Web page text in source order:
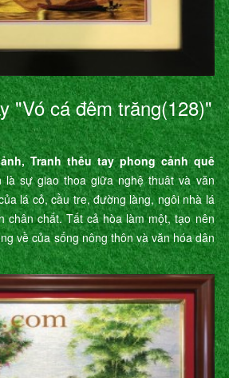
"Vó cá đêm trăng(128)"
Tranh thêu tay phong cảnh quê
sự giao thoa giữa nghệ thuât và văn
lá cỏ, cầu tre, đường làng, ngôi nhà lá
chân chất. Tất cả hòa làm một, tạo nên
về của sống nông thôn và văn hóa dân